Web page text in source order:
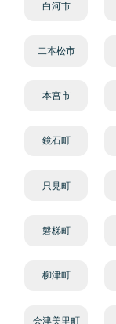
白河市
二本松市
本宮市
鏡石町
只見町
磐梯町
柳津町
会津美里町